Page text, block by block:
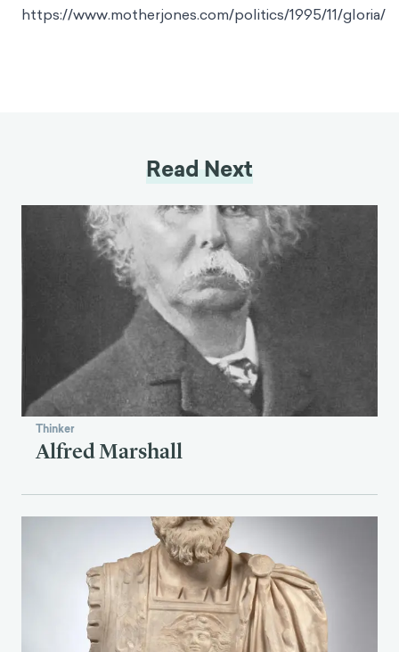
https://www.motherjones.com/politics/1995/11/gloria/
Read Next
Thinker
Alfred Marshall